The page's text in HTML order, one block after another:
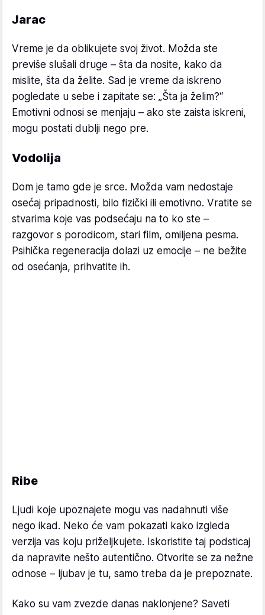
Jarac
Vreme je da oblikujete svoj život. Možda ste
previše slušali druge – šta da nosite, kako da
mislite, šta da želite. Sad je vreme da iskreno
pogledate u sebe i zapitate se: „Šta ja želim?“
Emotivni odnosi se menjaju – ako ste zaista iskreni,
mogu postati dublji nego pre.
Vodolija
Dom je tamo gde je srce. Možda vam nedostaje
osećaj pripadnosti, bilo fizički ili emotivno. Vratite se
stvarima koje vas podsećaju na to ko ste –
razgovor s porodicom, stari film, omiljena pesma.
Psihička regeneracija dolazi uz emocije – ne bežite
od osećanja, prihvatite ih.
Ribe
Ljudi koje upoznajete mogu vas nadahnuti više
nego ikad. Neko će vam pokazati kako izgleda
verzija vas koju priželjkujete. Iskoristite taj podsticaj
da napravite nešto autentično. Otvorite se za nežne
odnose – ljubav je tu, samo treba da je prepoznate.
Kako su vam zvezde danas naklonjene? Saveti